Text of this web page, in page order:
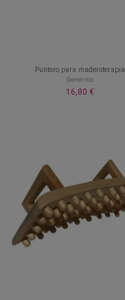
Puntero para maderoterapia
Generico
16,80 €